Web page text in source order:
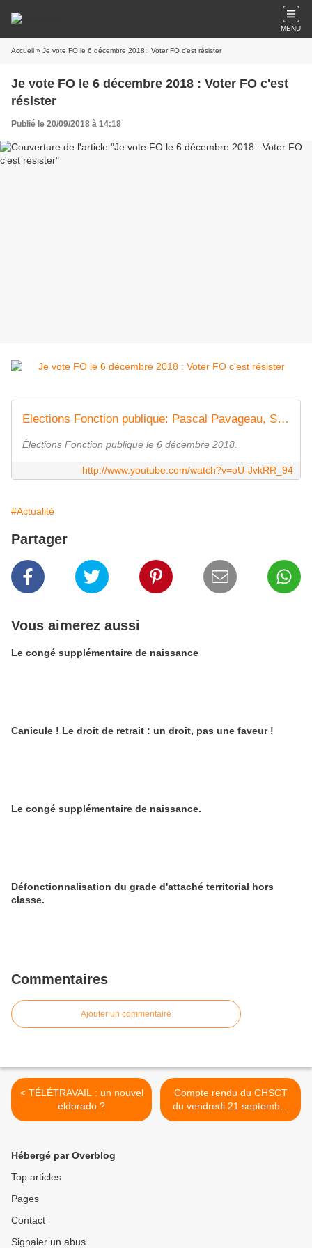
MENU
Accueil » Je vote FO le 6 décembre 2018 : Voter FO c'est résister
Je vote FO le 6 décembre 2018 : Voter FO c'est
résister
Publié le 20/09/2018 à 14:18
Elections Fonction publique: Pascal Pavageau, Secrétaire général de FO
Élections Fonction publique le 6 décembre 2018.
http://www.youtube.com/watch?v=oU-JvkRR_94
#Actualité
Partager
Vous aimerez aussi
Le congé supplémentaire de naissance
Canicule ! Le droit de retrait : un droit, pas une faveur !
Le congé supplémentaire de naissance.
Défonctionnalisation du grade d'attaché territorial hors
classe.
Commentaires
Ajouter un commentaire
< TÉLÉTRAVAIL : un nouvel
eldorado ?
Compte rendu du CHSCT
du vendredi 21 septembre
2018 >
Hébergé par Overblog
Top articles
Pages
Contact
Signaler un abus